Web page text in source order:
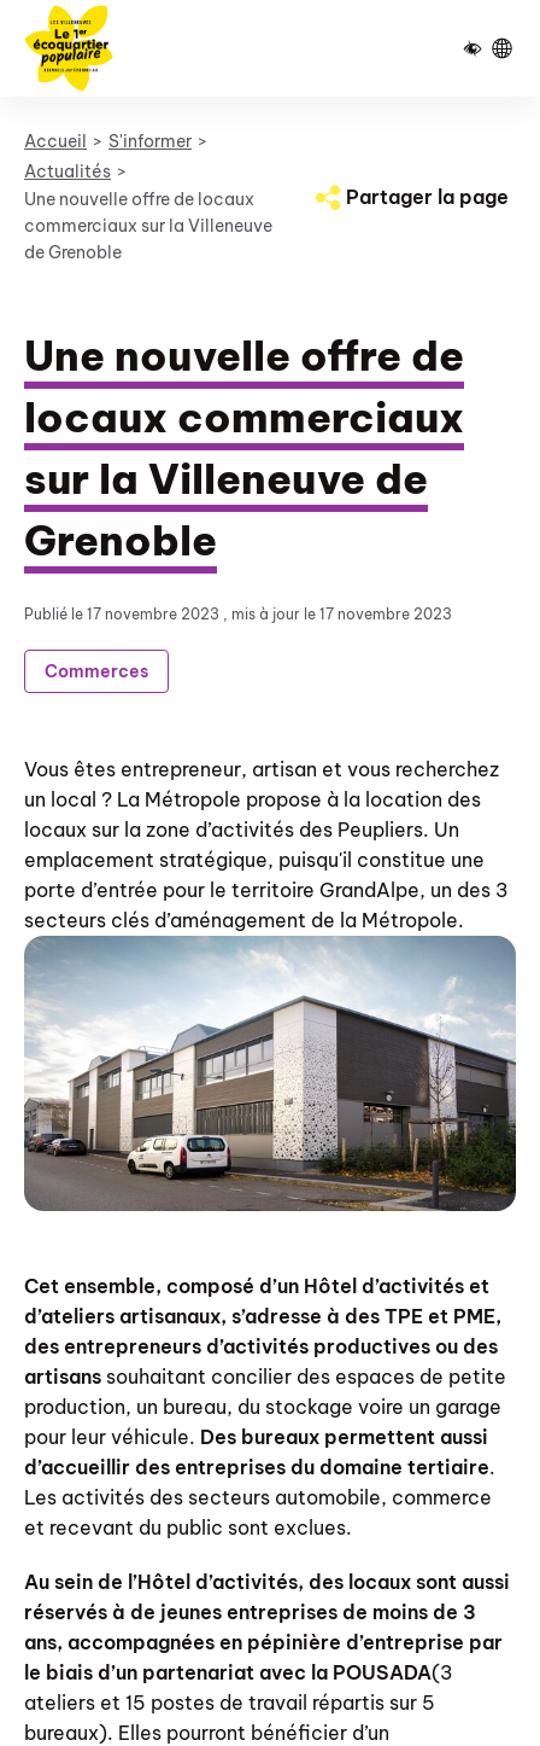
Accueil
S'informer
Actualités
Une nouvelle offre de locaux
commerciaux sur la Villeneuve
de Grenoble
Partager la page
Une nouvelle offre de
locaux commerciaux
sur la Villeneuve de
Grenoble
Publié le 17 novembre 2023 , mis à jour le 17 novembre 2023
Commerces
Vous êtes entrepreneur, artisan et vous recherchez
un local ? La Métropole propose à la location des
locaux sur la zone d’activités des Peupliers. Un
emplacement stratégique, puisqu'il constitue une
porte d’entrée pour le territoire GrandAlpe, un des 3
secteurs clés d’aménagement de la Métropole.
Cet ensemble, composé d’un Hôtel d’activités et
d’ateliers artisanaux, s’adresse à des TPE et PME,
des entrepreneurs d’activités productives ou des
artisans souhaitant concilier des espaces de petite
production, un bureau, du stockage voire un garage
pour leur véhicule. Des bureaux permettent aussi
d’accueillir des entreprises du domaine tertiaire.
Les activités des secteurs automobile, commerce
et recevant du public sont exclues.
Au sein de l’Hôtel d’activités, des locaux sont aussi
réservés à de jeunes entreprises de moins de 3
ans, accompagnées en pépinière d’entreprise par
le biais d’un partenariat avec la POUSADA(3
ateliers et 15 postes de travail répartis sur 5
bureaux). Elles pourront bénéficier d’un
Panneau de gestion des cookies